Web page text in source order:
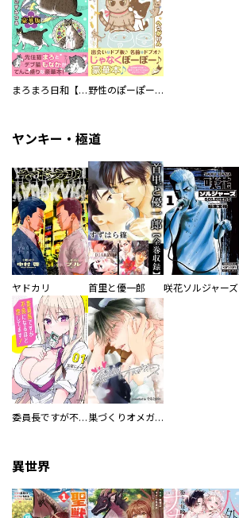
まろまろ日和【豪華版】 野性のぽーぽー【豪華版】
ヤンキー・極道
ヤドカリ 首里と優一郎 咲花ソルジャーズ
委員長ですが不良になるほど恋してます！ 巣づくりオメガバース
異世界